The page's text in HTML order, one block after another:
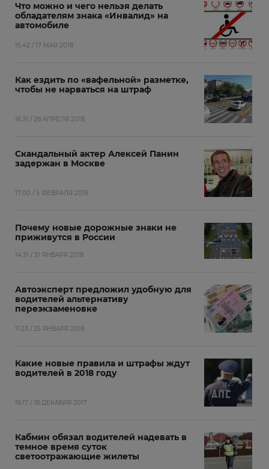
Что можно и чего нельзя делать
обладателям знака «Инвалид» на
автомобиле
15:42 / 17 МАЯ 2018
Как ездить по «вафельной» разметке,
чтобы не нарваться на штраф
16:31 / 28 АПРЕЛЯ 2018
Скандальный актер Алексей Панин
задержан в Москве
17:00 / 5 ФЕВРАЛЯ 2018
Почему новые дорожные знаки не
приживутся в России
14:31 / 31 ЯНВАРЯ 2018
Автоэксперт предложил удобную для
водителей альтернативу
переэкзаменовке
11:23 / 25 ЯНВАРЯ 2018
Какие новые правила и штрафы ждут
водителей в 2018 году
16:17 / 18 ДЕКАБРЯ 2017
Кабмин обязал водителей надевать в
темное время суток
светоотражающие жилеты